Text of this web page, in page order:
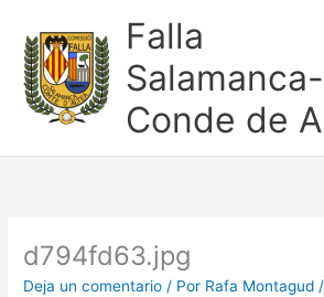
contenido
Falla
Salamanca-
Conde de
d794fd63.jpg
Deja un comentario / Por Rafa Montagud/